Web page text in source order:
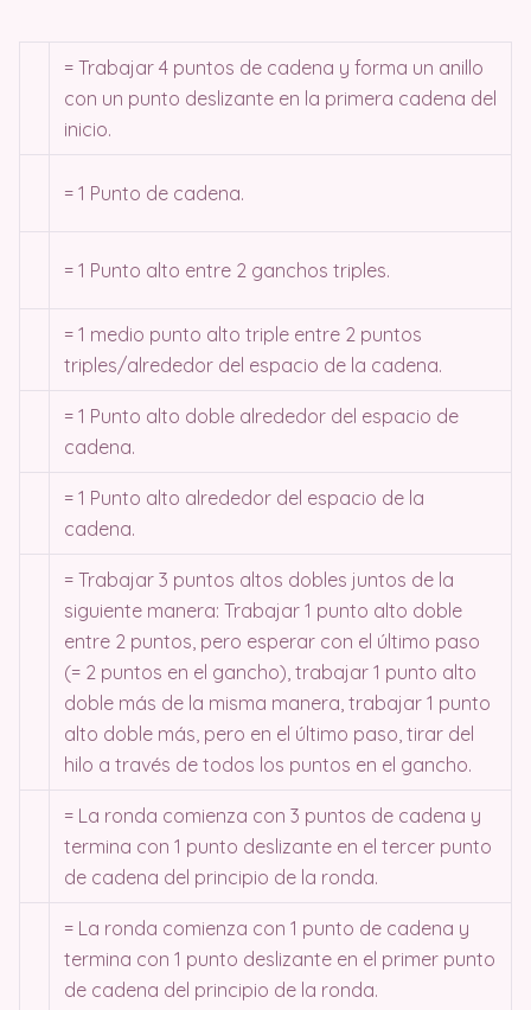
= Trabajar 4 puntos de cadena y forma un anillo
con un punto deslizante en la primera cadena del
inicio.
= 1 Punto de cadena.
= 1 Punto alto entre 2 ganchos triples.
= 1 medio punto alto triple entre 2 puntos
triples/alrededor del espacio de la cadena.
= 1 Punto alto doble alrededor del espacio de
cadena.
= 1 Punto alto alrededor del espacio de la
cadena.
= Trabajar 3 puntos altos dobles juntos de la
siguiente manera: Trabajar 1 punto alto doble
entre 2 puntos, pero esperar con el último paso
(= 2 puntos en el gancho), trabajar 1 punto alto
doble más de la misma manera, trabajar 1 punto
alto doble más, pero en el último paso, tirar del
hilo a través de todos los puntos en el gancho.
= La ronda comienza con 3 puntos de cadena y
termina con 1 punto deslizante en el tercer punto
de cadena del principio de la ronda.
= La ronda comienza con 1 punto de cadena y
termina con 1 punto deslizante en el primer punto
de cadena del principio de la ronda.